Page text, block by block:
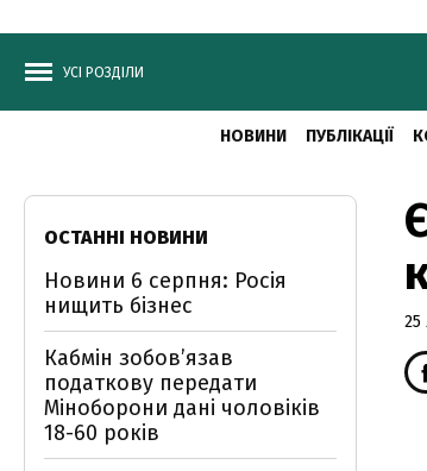
УСІ РОЗДІЛИ
НОВИНИ ПУБЛІКАЦІЇ
25
ОСТАННІ НОВИНИ
Новини 6 серпня: Росія
нищить бізнес
Кабмін зобовʼязав
податкову передати
Міноборони дані чоловіків
18-60 років